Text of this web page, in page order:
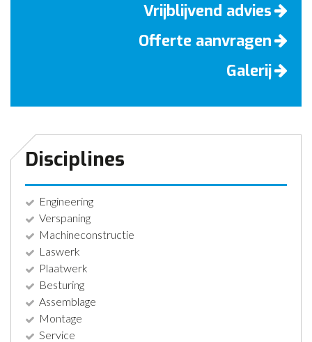
Vrijblijvend advies
Offerte aanvragen
Galerij
Disciplines
Engineering
Verspaning
Machineconstructie
Laswerk
Plaatwerk
Besturing
Assemblage
Montage
Service